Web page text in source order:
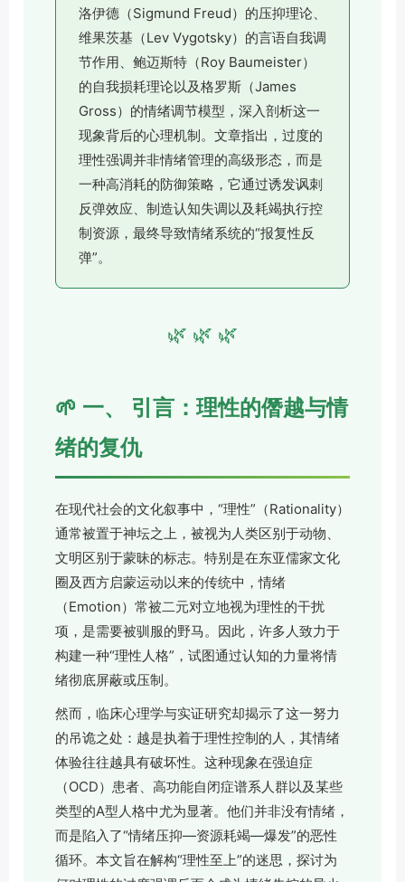
洛伊德（Sigmund Freud）的压抑理论、
维果茨基（Lev Vygotsky）的言语自我调
节作用、鲍迈斯特（Roy Baumeister）
的自我损耗理论以及格罗斯（James
Gross）的情绪调节模型，深入剖析这一
现象背后的心理机制。文章指出，过度的
理性强调并非情绪管理的高级形态，而是
一种高消耗的防御策略，它通过诱发讽刺
反弹效应、制造认知失调以及耗竭执行控
制资源，最终导致情绪系统的“报复性反
弹”。
🌿 🌿 🌿
🌱 一、 引言：理性的僭越与情
绪的复仇
在现代社会的文化叙事中，“理性”（Rationality）
通常被置于神坛之上，被视为人类区别于动物、
文明区别于蒙昧的标志。特别是在东亚儒家文化
圈及西方启蒙运动以来的传统中，情绪
（Emotion）常被二元对立地视为理性的干扰
项，是需要被驯服的野马。因此，许多人致力于
构建一种“理性人格”，试图通过认知的力量将情
绪彻底屏蔽或压制。
然而，临床心理学与实证研究却揭示了这一努力
的吊诡之处：越是执着于理性控制的人，其情绪
体验往往越具有破坏性。这种现象在强迫症
（OCD）患者、高功能自闭症谱系人群以及某些
类型的A型人格中尤为显著。他们并非没有情绪，
而是陷入了“情绪压抑—资源耗竭—爆发”的恶性
循环。本文旨在解构“理性至上”的迷思，探讨为